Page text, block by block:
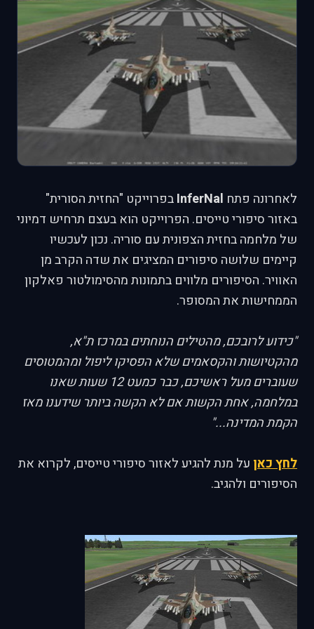
לאחרונה פתח InferNalבפרוייקט "החזית הסורית"
באזור סיפורי טייסים. הפרוייקט הוא בעצם תרחיש דמיוני
של מלחמה בחזית הצפונית עם סוריה. נכון לעכשיו
קיימים שלושה סיפורים המציגים את שדה הקרב מן
האוויר. הסיפורים מלווים בתמונות מהסימולטור פאלקון
הממחישות את המסופר.
"כידוע לרובכם, מהטילים הנוחתים במרכז ת"א,
מהקטיושות והקסאמים שלא הפסיקו ליפול ומהמטוסים
שעוברים מעל ראשיכם, כבר כמעט 12 שעות שאנו
במלחמה, אחת הקשות אם לא הקשה ביותר שידענו מאז
הקמת המדינה..."
לחץ כאן על מנת להגיע לאזור סיפורי טייסים, לקרוא את
הסיפורים ולהגיב.